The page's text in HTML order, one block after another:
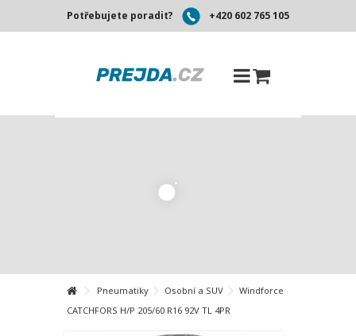
Potřebujete poradit? +420 602 765 105
Pneumatiky Osobní a SUV
Windforce
CATCHFORS H/P 205/60 R16 92V TL 4PR